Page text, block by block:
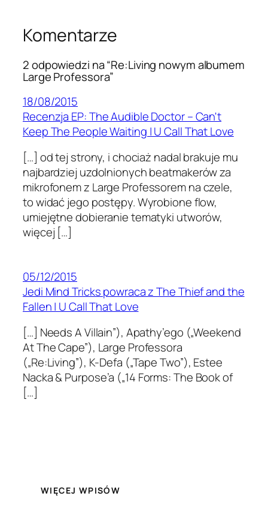
Komentarze
2 odpowiedzi na “Re:Living nowym albumem
Large Professora”
18/08/2015
Recenzja EP: The Audible Doctor – Can't
Keep The People Waiting | U Call That Love
[…] od tej strony, i chociaż nadal brakuje mu
najbardziej uzdolnionych beatmakerów za
mikrofonem z Large Professorem na czele,
to widać jego postępy. Wyrobione flow,
umiejętne dobieranie tematyki utworów,
więcej […]
05/12/2015
Jedi Mind Tricks powraca z The Thief and the
Fallen | U Call That Love
[…] Needs A Villain”), Apathy’ego („Weekend
At The Cape”), Large Professora
(„Re:Living”), K-Defa („Tape Two”), Estee
Nacka & Purpose’a („14 Forms: The Book of
[…]
WIĘCEJ WPISÓW